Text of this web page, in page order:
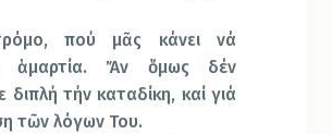
πού μᾶς κάνει νά
ἁμαρτία. Ἄν ὅμως δέν
τήν καταδίκη, καί γιά
τῶν λόγων Του.